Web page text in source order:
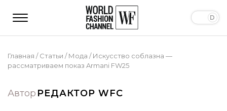
Главная /Статьи /Мода /Искусство соблазна —
рассматриваем показ Armani FW25
Автор РЕДАКТОР WFC